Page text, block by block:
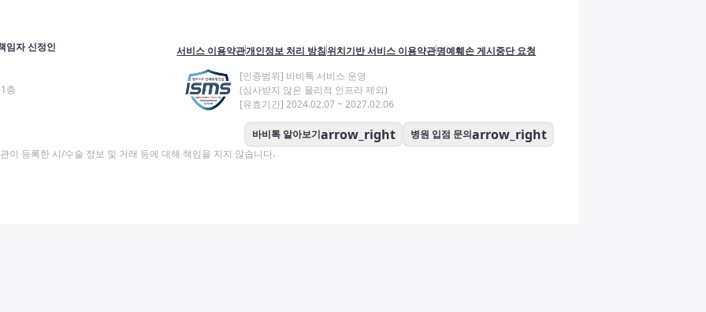
임자 신정인
층
서비스 이용약관개인정보 처리 방침위치기반 서비스 이용약관명예훼손 게시중단 요청
[인증범위] 바비톡 서비스 운영
(심사받지 않은 물리적 인프라 제외)
[유효기간] 2024.02.07 ~ 2027.02.06
바비톡 알아보기arrow_right 병원 입점 문의arrow_right
이 등록한 시/수술 정보 및 거래 등에 대해 책임을 지지 않습니다.